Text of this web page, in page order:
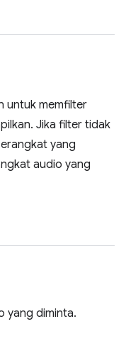
untuk memfilter
Jika filter tidak
yang
audio yang
yang diminta.